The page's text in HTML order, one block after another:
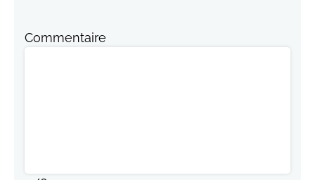
Commentaire